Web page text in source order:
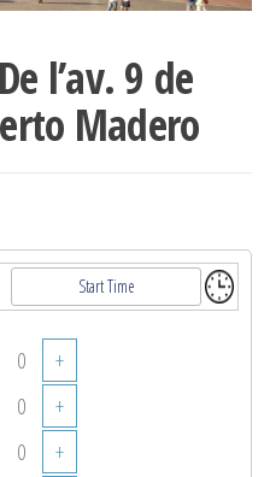
l’av. 9 de
Madero
+
+
+